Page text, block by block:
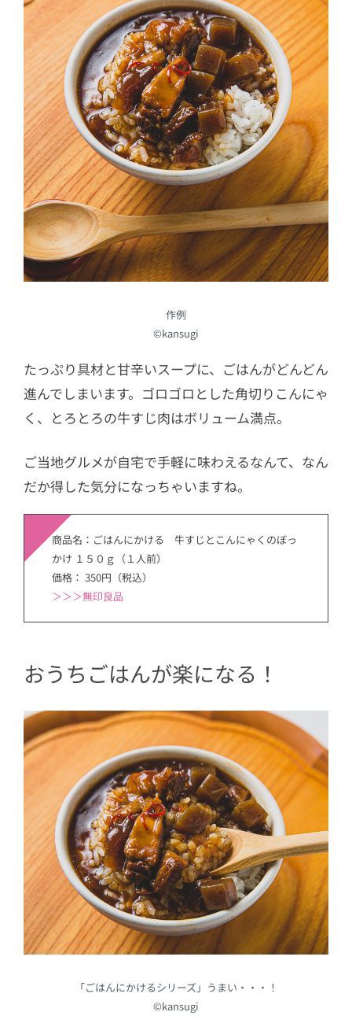
作例
©kansugi
たっぷり具材と甘辛いスープに、ごはんがどんどん
進んでしまいます。ゴロゴロとした角切りこんにゃ
く、とろとろの牛すじ肉はボリューム満点。
ご当地グルメが自宅で手軽に味わえるなんて、なん
だか得した気分になっちゃいますね。
商品名：ごはんにかける 牛すじとこんにゃくのぼっ
かけ １５０ｇ（１人前）
価格： 350円（税込）
＞＞＞無印良品
おうちごはんが楽になる！
「ごはんにかけるシリーズ」うまい・・・！
©kansugi